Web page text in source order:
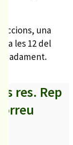
una
a les 12 del
res. Rep